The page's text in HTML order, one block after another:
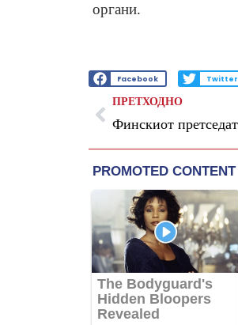
органи.
Facebook Twitter
ПРЕТХОДНО